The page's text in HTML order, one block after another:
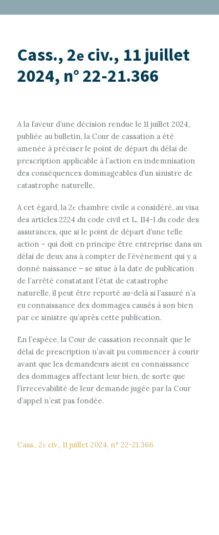
Cass., 2e civ., 11 juillet
2024, n° 22-21.366
A la faveur d’une décision rendue le 11 juillet 2024,
publiée au bulletin, la Cour de cassation a été
amenée à préciser le point de départ du délai de
prescription applicable à l’action en indemnisation
des conséquences dommageables d’un sinistre de
catastrophe naturelle.
A cet égard, la 2e chambre civile a considéré, au visa
des articles 2224 du code civil et L. 114-1 du code des
assurances, que si le point de départ d’une telle
action – qui doit en principe être entreprise dans un
délai de deux ans à compter de l’évènement qui y a
donné naissance – se situe à la date de publication
de l’arrêté constatant l’état de catastrophe
naturelle, il peut être reporté au-delà si l’assuré n’a
eu connaissance des dommages causés à son bien
par ce sinistre qu’après cette publication.
En l’espèce, la Cour de cassation reconnaît que le
délai de prescription n’avait pu commencer à courir
avant que les demandeurs aient eu connaissance
des dommages affectant leur bien, de sorte que
l’irrecevabilité de leur demande jugée par la Cour
d’appel n’est pas fondée.
Cass., 2e civ., 11 juillet 2024, n° 22-21.366